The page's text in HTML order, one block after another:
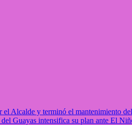
Alcalde y terminó el mantenimiento
Guayas intensifica su plan ante El